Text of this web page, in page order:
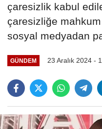
çaresizlik kabul
çaresizliğe
sosyal medyadan
GÜNDEM 23 Aralık 2024 -